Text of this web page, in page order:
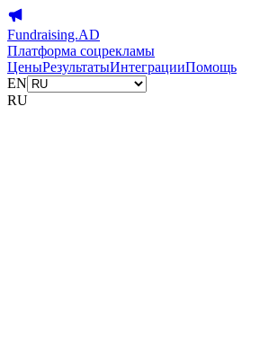
Fundraising.AD
Платформа соцрекламы
ЦеныРезультатыИнтеграцииПомощь
EN
RU